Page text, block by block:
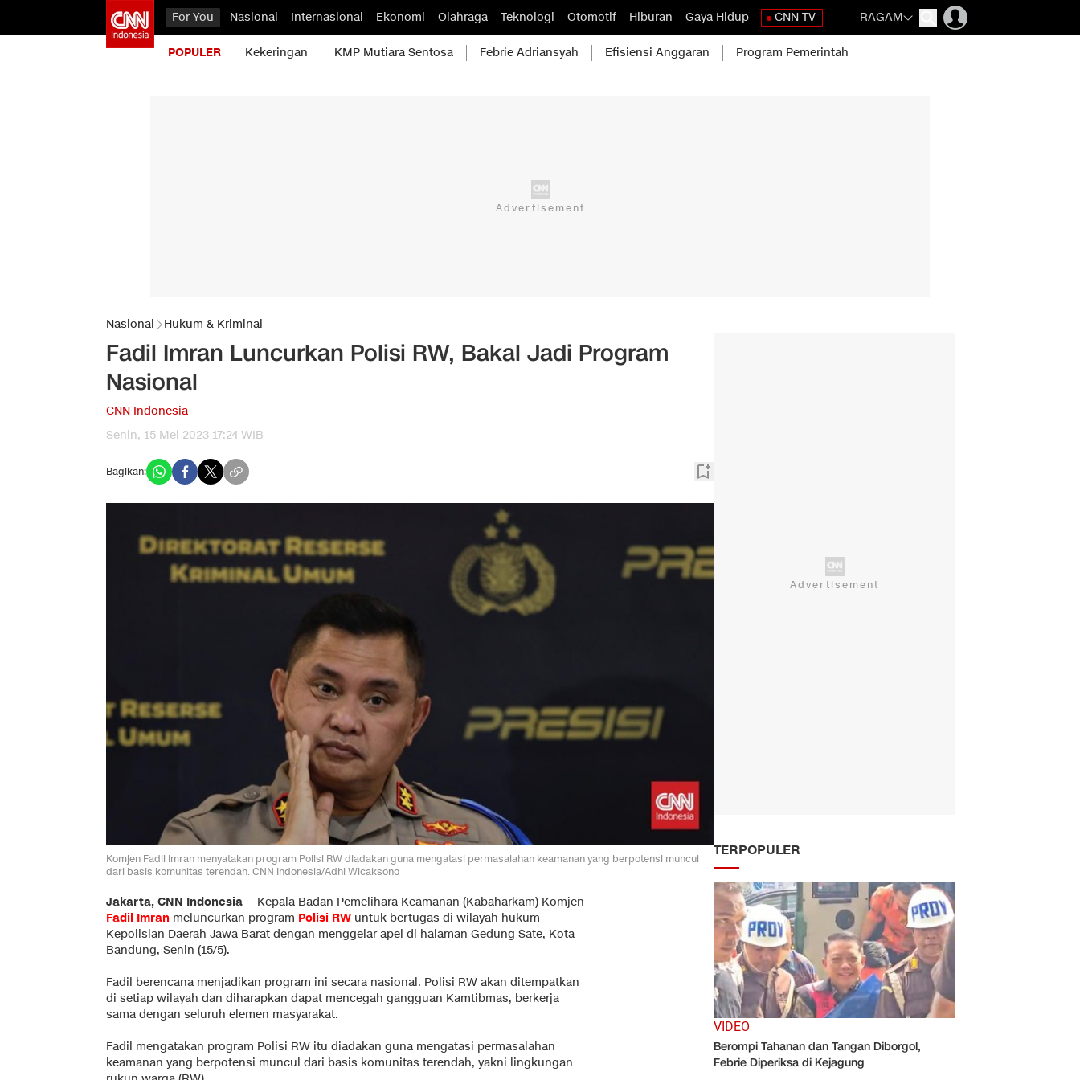
For You Nasional Internasional Ekonomi Olahraga Teknologi Otomotif Hiburan Gaya Hidup CNN TV RAGAM
POPULER Kekeringan KMP Mutiara Sentosa Febrie Adriansyah Efisiensi Anggaran Program Pemerintah
Nasional Hukum & Kriminal
Fadil Imran Luncurkan Polisi RW, Bakal Jadi Program
Nasional
CNN Indonesia
Senin, 15 Mei 2023 17:24 WIB
Bagikan:
Komjen Fadil Imran menyatakan program Polisi RW diadakan guna mengatasi permasalahan keamanan yang berpotensi muncul
dari basis komunitas terendah. CNN Indonesia/Adhi Wicaksono
Jakarta, CNN Indonesia -- Kepala Badan Pemelihara Keamanan (Kabaharkam) Komjen
Fadil Imran meluncurkan program Polisi RW untuk bertugas di wilayah hukum
Kepolisian Daerah Jawa Barat dengan menggelar apel di halaman Gedung Sate, Kota
Bandung, Senin (15/5).
Fadil berencana menjadikan program ini secara nasional. Polisi RW akan ditempatkan
di setiap wilayah dan diharapkan dapat mencegah gangguan Kamtibmas, berkerja
sama dengan seluruh elemen masyarakat.
Fadil mengatakan program Polisi RW itu diadakan guna mengatasi permasalahan
keamanan yang berpotensi muncul dari basis komunitas terendah, yakni lingkungan
TERPOPULER
VIDEO
Berompi Tahanan dan Tangan Diborgol,
Febrie Diperiksa di Kejagung